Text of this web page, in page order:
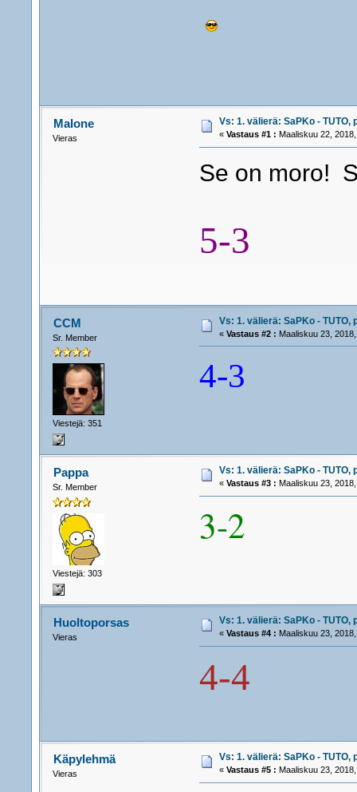
Malone
Vieras
Vs: 1. välierä: SaPKo - TUTO,
«Vastaus #1 : Maaliskuu 22,
Se on moro!
5-3
CCM
Sr. Member
Viestejä: 351
Vs: 1. välierä: SaPKo - TUTO,
«Vastaus #2 : Maaliskuu 23,
4-3
Pappa
Sr. Member
Viestejä: 303
Vs: 1. välierä: SaPKo - TUTO,
«Vastaus #3 : Maaliskuu 23,
3-2
Huoltoporsas
Vieras
Vs: 1. välierä: SaPKo - TUTO,
«Vastaus #4 : Maaliskuu 23,
4-4
Käpylehmä
Vieras
Vs: 1. välierä: SaPKo - TUTO,
«Vastaus #5 : Maaliskuu 23,